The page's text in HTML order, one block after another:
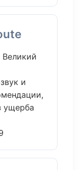
и
ущерба